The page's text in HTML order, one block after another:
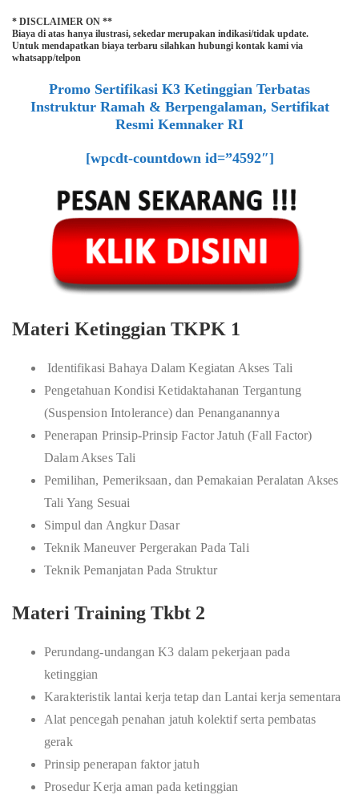
* DISCLAIMER ON **
Biaya di atas hanya ilustrasi, sekedar merupakan indikasi/tidak update.
Untuk mendapatkan biaya terbaru silahkan hubungi kontak kami via
whatsapp/telpon
Promo Sertifikasi K3 Ketinggian Terbatas
Instruktur Ramah & Berpengalaman, Sertifikat
Resmi Kemnaker RI
[wpcdt-countdown id=”4592″]
Materi Ketinggian TKPK 1
Identifikasi Bahaya Dalam Kegiatan Akses Tali
Pengetahuan Kondisi Ketidaktahanan Tergantung
(Suspension Intolerance) dan Penanganannya
Penerapan Prinsip-Prinsip Factor Jatuh (Fall Factor)
Dalam Akses Tali
Pemilihan, Pemeriksaan, dan Pemakaian Peralatan Akses
Tali Yang Sesuai
Simpul dan Angkur Dasar
Teknik Maneuver Pergerakan Pada Tali
Teknik Pemanjatan Pada Struktur
Materi Training Tkbt 2
Perundang-undangan K3 dalam pekerjaan pada
ketinggian
Karakteristik lantai kerja tetap dan Lantai kerja sementara
Alat pencegah penahan jatuh kolektif serta pembatas
gerak
Prinsip penerapan faktor jatuh
Prosedur Kerja aman pada ketinggian